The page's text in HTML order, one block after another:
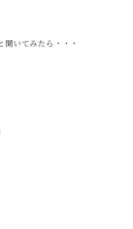
聞いてみたら・・・